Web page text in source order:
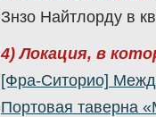
Знзо Найтлорду в
4) Локация, в
[Фра-Ситорио]
Портовая таверна